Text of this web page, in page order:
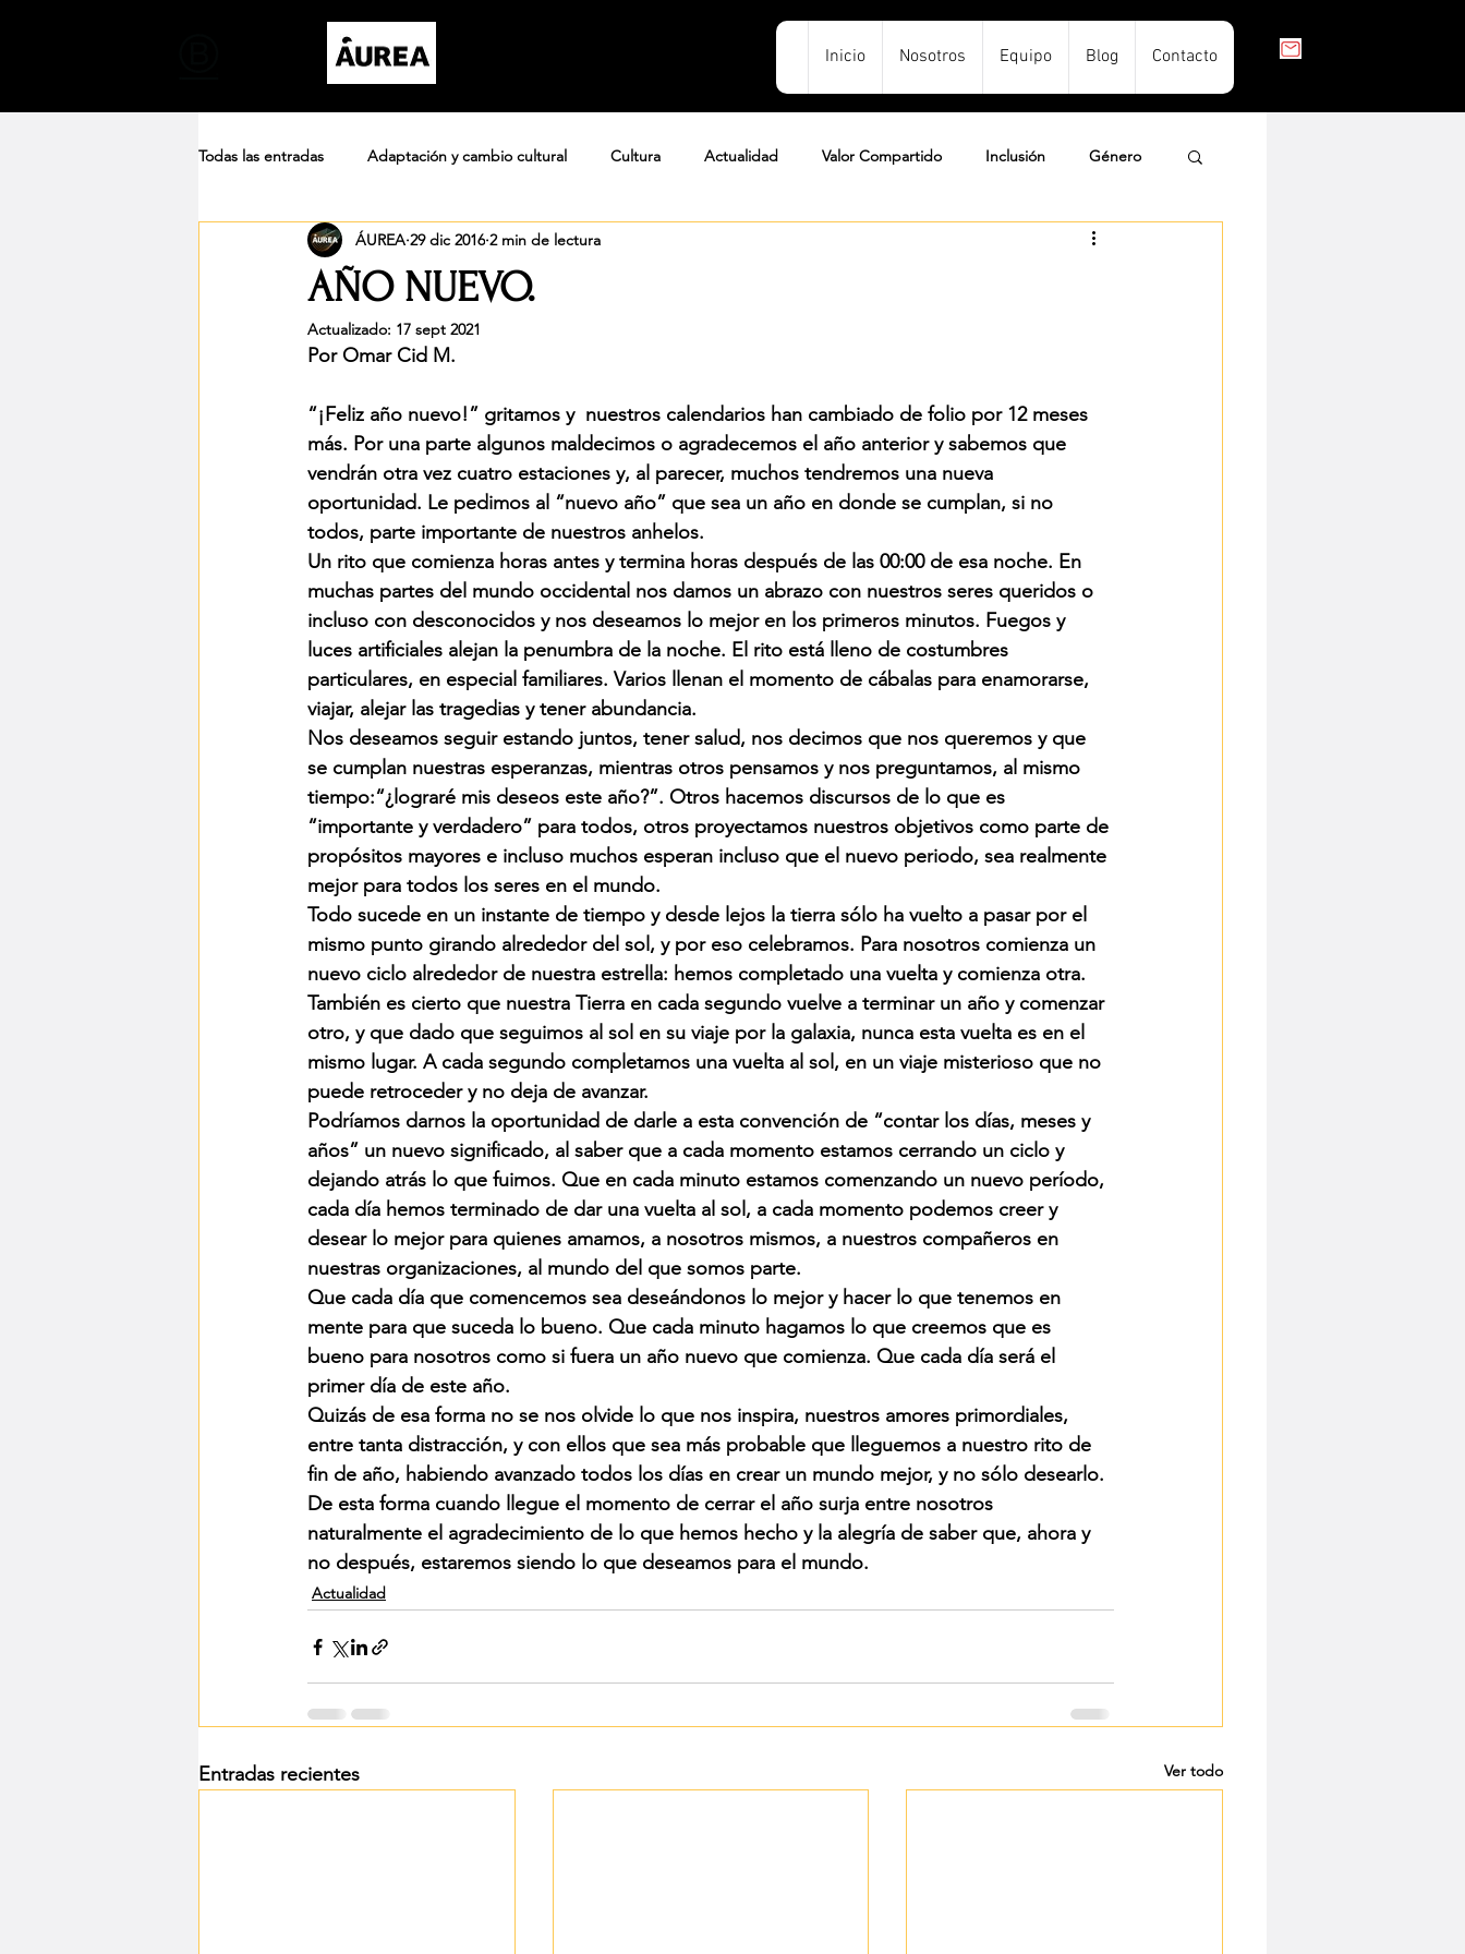
Inicio Nosotros Equipo Blog Contacto
Todas las entradas Adaptación y cambio cultural Cultura Actualidad Valor Compartido Inclusión Género
Sostenibilidad Salud Aprendizaje Empresa B
AÑO NUEVO.
ÁUREA 29 dic 2016 2 min de lectura
Actualizado: 17 sept 2021
Por Omar Cid M.
“¡Feliz año nuevo!” gritamos y  nuestros calendarios han cambiado de folio por 12 meses
más. Por una parte algunos maldecimos o agradecemos el año anterior y sabemos que
vendrán otra vez cuatro estaciones y, al parecer, muchos tendremos una nueva
oportunidad. Le pedimos al “nuevo año” que sea un año en donde se cumplan, si no
todos, parte importante de nuestros anhelos.
Un rito que comienza horas antes y termina horas después de las 00:00 de esa noche. En
muchas partes del mundo occidental nos damos un abrazo con nuestros seres queridos o
incluso con desconocidos y nos deseamos lo mejor en los primeros minutos. Fuegos y
luces artificiales alejan la penumbra de la noche. El rito está lleno de costumbres
particulares, en especial familiares. Varios llenan el momento de cábalas para enamorarse,
viajar, alejar las tragedias y tener abundancia.
Nos deseamos seguir estando juntos, tener salud, nos decimos que nos queremos y que
se cumplan nuestras esperanzas, mientras otros pensamos y nos preguntamos, al mismo
tiempo:“¿lograré mis deseos este año?”. Otros hacemos discursos de lo que es
“importante y verdadero” para todos, otros proyectamos nuestros objetivos como parte de
propósitos mayores e incluso muchos esperan incluso que el nuevo periodo, sea realmente
mejor para todos los seres en el mundo.
Todo sucede en un instante de tiempo y desde lejos la tierra sólo ha vuelto a pasar por el
mismo punto girando alrededor del sol, y por eso celebramos. Para nosotros comienza un
nuevo ciclo alrededor de nuestra estrella: hemos completado una vuelta y comienza otra.
También es cierto que nuestra Tierra en cada segundo vuelve a terminar un año y comenzar
otro, y que dado que seguimos al sol en su viaje por la galaxia, nunca esta vuelta es en el
mismo lugar. A cada segundo completamos una vuelta al sol, en un viaje misterioso que no
puede retroceder y no deja de avanzar.
Podríamos darnos la oportunidad de darle a esta convención de “contar los días, meses y
años” un nuevo significado, al saber que a cada momento estamos cerrando un ciclo y
dejando atrás lo que fuimos. Que en cada minuto estamos comenzando un nuevo período,
cada día hemos terminado de dar una vuelta al sol, a cada momento podemos creer y
desear lo mejor para quienes amamos, a nosotros mismos, a nuestros compañeros en
nuestras organizaciones, al mundo del que somos parte.
Que cada día que comencemos sea deseándonos lo mejor y hacer lo que tenemos en
mente para que suceda lo bueno. Que cada minuto hagamos lo que creemos que es
bueno para nosotros como si fuera un año nuevo que comienza. Que cada día será el
primer día de este año.
Quizás de esa forma no se nos olvide lo que nos inspira, nuestros amores primordiales,
entre tanta distracción, y con ellos que sea más probable que lleguemos a nuestro rito de
fin de año, habiendo avanzado todos los días en crear un mundo mejor, y no sólo desearlo.
De esta forma cuando llegue el momento de cerrar el año surja entre nosotros
naturalmente el agradecimiento de lo que hemos hecho y la alegría de saber que, ahora y
no después, estaremos siendo lo que deseamos para el mundo.
Actualidad
Entradas recientes Ver todo